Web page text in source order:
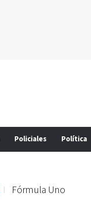
Policiales Política
Fórmula Uno